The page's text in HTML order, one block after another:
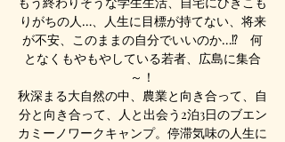
りがちの人…、人生に目標が持てない、将来
が不安、このままの自分でいいのか…⁉ 何
となくもやもやしている若者、広島に集合
～！
秋深まる大自然の中、農業と向き合って、自
分と向き合って、人と出会う2泊3日のブエン
カミーノワークキャンプ。停滞気味の人生に